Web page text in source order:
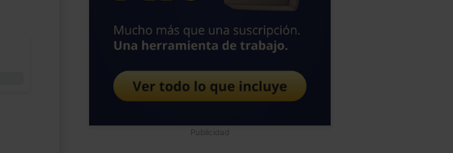
Publicidad